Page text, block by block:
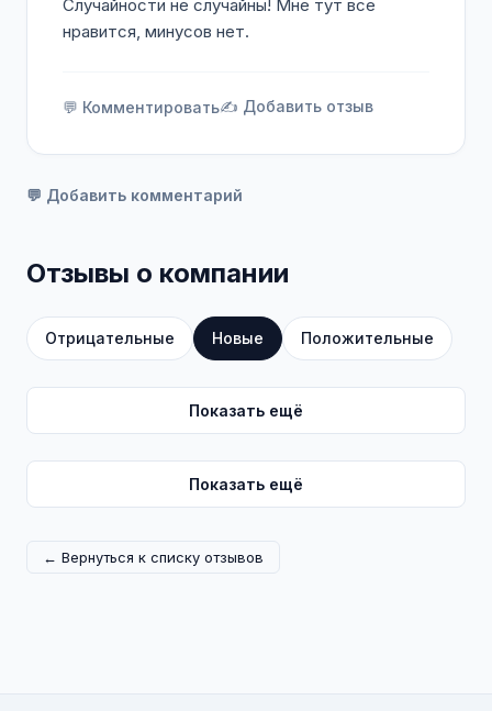
Случайности не случайны! Мне тут все
нравится, минусов нет.
💬 Комментировать✍️ Добавить отзыв
💬 Добавить комментарий
Отзывы о компании
Отрицательные Новые Положительные
Показать ещё
Показать ещё
← Вернуться к списку отзывов